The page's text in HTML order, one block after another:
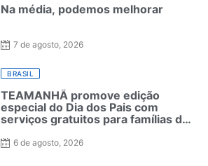
Na média, podemos melhorar
7 de agosto, 2026
BRASIL
TEAMANHÃ promove edição
especial do Dia dos Pais com
serviços gratuitos para famílias de
Recife
6 de agosto, 2026